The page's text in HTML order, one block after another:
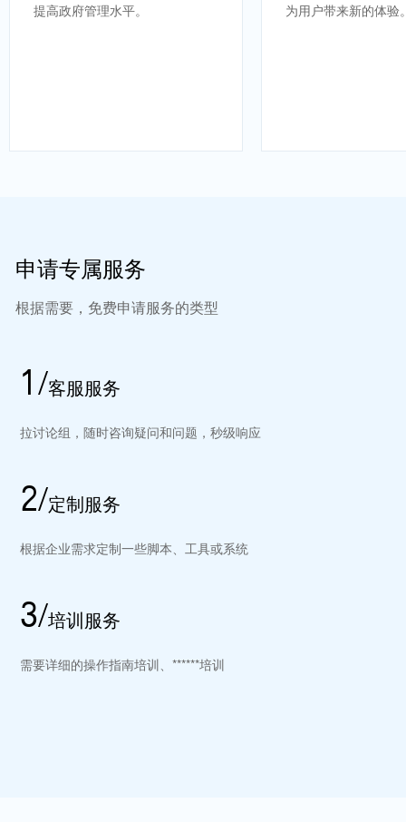
提高政府管理水平。
为用户带来新的体验
申请专属服务
根据需要，免费申请服务的类型
1/客服服务
拉讨论组，随时咨询疑问和问题，秒级响应
2/定制服务
根据企业需求定制一些脚本、工具或系统
3/培训服务
需要详细的操作指南培训、******培训